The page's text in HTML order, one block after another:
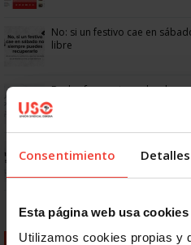
Consentimiento Detalles
Esta página web usa cookies
Utilizamos cookies propias y
No: si un festivo cae en
libre
Dudas frecuentes sobre las
Correos